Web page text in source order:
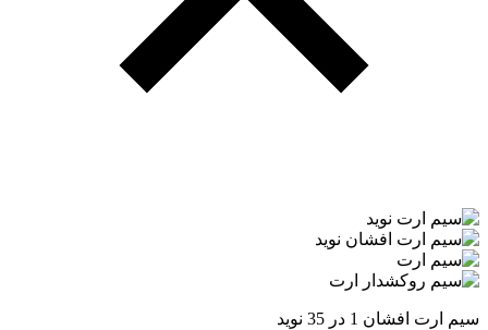
سیم ارت افشان 1 در 35 نوید